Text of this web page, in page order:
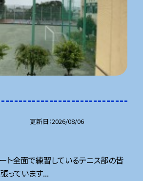
更新日 2026/08/06
ト全面で練習しているテニス部の皆
っています...